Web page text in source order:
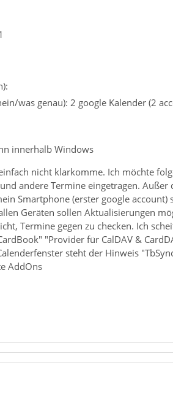
was genau): 2 google Kalender (2
innerhalb Windows
nicht klarkomme. Ich möchte
andere Termine eingetragen. Außer
Smartphone (erster google
Geräten sollen Aktualisierungen
Termine gegen zu checken. Ich
"Provider für CalDAV &
steht der Hinweis
AddOns